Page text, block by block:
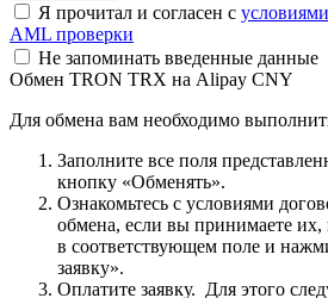
Я прочитал и согласен с
AML проверки
Не запоминать введенные данные
Обмен TRON TRX на Alipay CNY
Для обмена вам необходимо
Заполните все поля
кнопку «Обменять».
Ознакомьтесь с условиями
обмена, если вы принимаете их,
в соответствующем поле и
заявку».
Оплатите заявку. Для этого